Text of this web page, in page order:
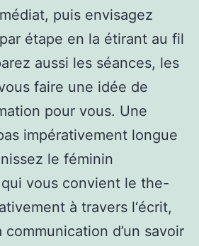
puis envisagez
étape en la étirant au fil
aussi les séances, les
faire une idée de
pour vous. Une
impérativement longue
le féminin
qui vous convient le the-
à travers l‘écrit,
d’un savoir